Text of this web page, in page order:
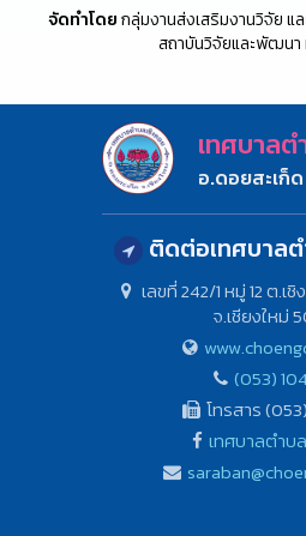
จัดทำโดยกลุ่มงานส่งเสริมงานวิจัย แ
สถาบันวิจัยและพัฒนา
เทศบาล
อ.ดอยสะเก็
ติดต่อเทศบาล
เลขที่ 242/1 หมู่ 12 ต.เ
จ.เชียงใหม่
(053)
โทรสาร
เทศบาลตำบ